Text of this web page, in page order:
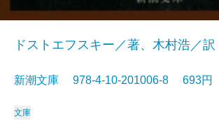
ドストエフスキー／著、木村浩／訳
新潮文庫 978-4-10-201006-8 693円
文庫